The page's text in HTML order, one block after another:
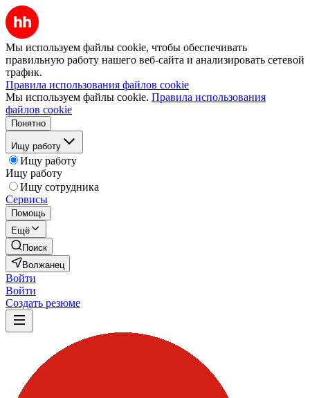
Мы используем файлы cookie, чтобы обеспечивать
правильную работу нашего веб-сайта и анализировать сетевой
трафик.
Правила использования файлов cookie
Мы используем файлы cookie. Правила использования
файлов cookie
Понятно
Ищу работу
Ищу работу
Ищу работу
Ищу сотрудника
Сервисы
Помощь
Ещё
Поиск
Волжанец
Войти
Войти
Создать резюме